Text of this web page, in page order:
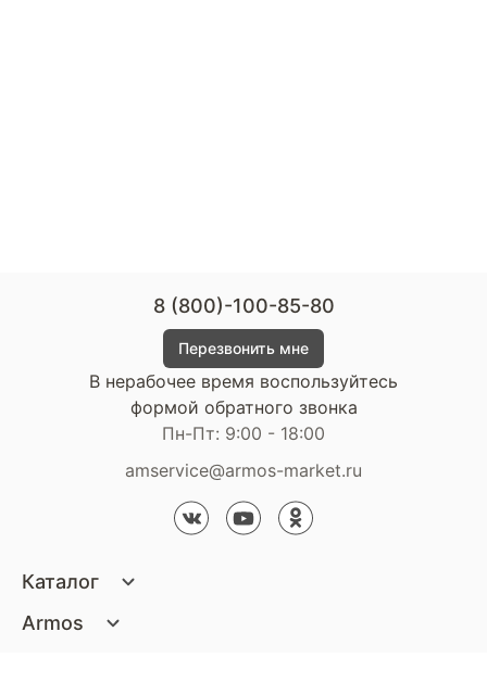
Каталог
Кровати
Armos
8 (800)-100-85-80
Перезвонить мне
В нерабочее время воспользуйтесь
формой обратного звонка
Пн-Пт: 9:00 - 18:00
amservice@armos-market.ru